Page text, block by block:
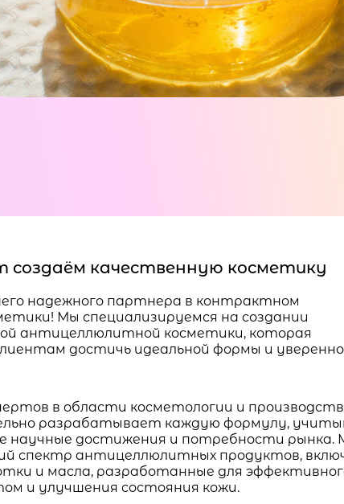
создаём качественную косметику
надежного партнера в контрактном
Мы специализируемся на создании
антицеллюлитной косметики, которая
достичь идеальной формы и
в области косметологии и
разрабатывает каждую формулу,
научные достижения и потребности рынка.
спектр антицеллюлитных продуктов,
и масла, разработанные для
и улучшения состояния кожи.